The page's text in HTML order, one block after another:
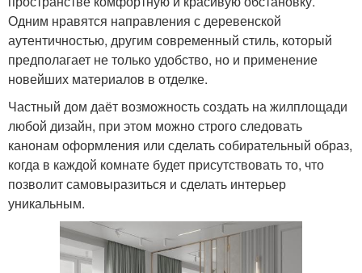
Одним нравятся направления с деревенской
аутентичностью, другим современный стиль, который
предполагает не только удобство, но и применение
новейших материалов в отделке.
Частный дом даёт возможность создать на жилплощади
любой дизайн, при этом можно строго следовать
канонам оформления или сделать собирательный образ,
когда в каждой комнате будет присутствовать то, что
позволит самовыразиться и сделать интерьер
уникальным.